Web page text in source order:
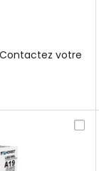
votre